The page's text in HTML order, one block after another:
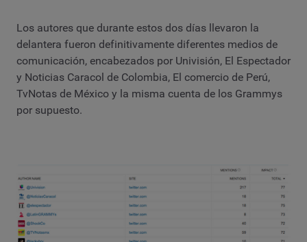
Los autores que durante estos dos días llevaron la
delantera fueron definitivamente diferentes medios de
comunicación, encabezados por Univisión, El Espectador
y Noticias Caracol de Colombia, El comercio de Perú,
TvNotas de México y la misma cuenta de los Grammys
por supuesto.